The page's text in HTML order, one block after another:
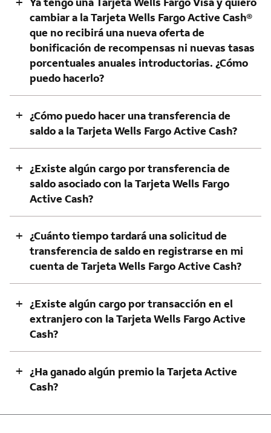
cambiar a la Tarjeta Wells Fargo Active Cash®
que no recibirá una nueva oferta de
bonificación de recompensas ni nuevas tasas
porcentuales anuales introductorias. ¿Cómo
puedo hacerlo?
+ ¿Cómo puedo hacer una transferencia de
saldo a la Tarjeta Wells Fargo Active Cash?
+ ¿Existe algún cargo por transferencia de
saldo asociado con la Tarjeta Wells Fargo
Active Cash?
+ ¿Cuánto tiempo tardará una solicitud de
transferencia de saldo en registrarse en mi
cuenta de Tarjeta Wells Fargo Active Cash?
+ ¿Existe algún cargo por transacción en el
extranjero con la Tarjeta Wells Fargo Active
Cash?
+ ¿Ha ganado algún premio la Tarjeta Active
Cash?